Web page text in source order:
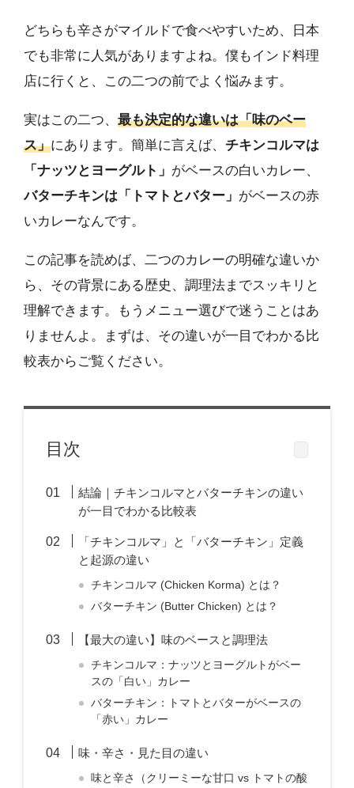
どちらも辛さがマイルドで食べやすいため、日本
でも非常に人気がありますよね。僕もインド料理
店に行くと、この二つの前でよく悩みます。
実はこの二つ、 最も決定的な違いは「味のベー
ス」にあります。簡単に言えば、 チキンコルマは
「ナッツとヨーグルト」 がベースの白いカレー、
バターチキンは「トマトとバター」 がベースの赤
いカレーなんです。
この記事を読めば、二つのカレーの明確な違いか
ら、その背景にある歴史、調理法までスッキリと
理解できます。もうメニュー選びで迷うことはあ
りませんよ。まずは、その違いが一目でわかる比
較表からご覧ください。
目次
結論｜チキンコルマとバターチキンの違い
が一目でわかる比較表
「チキンコルマ」と「バターチキン」定義
と起源の違い
チキンコルマ (Chicken Korma) とは？
バターチキン (Butter Chicken) とは？
【最大の違い】味のベースと調理法
チキンコルマ：ナッツとヨーグルトがベー
スの「白い」カレー
バターチキン：トマトとバターがベースの
「赤い」カレー
味・辛さ・見た目の違い
味と辛さ（クリーミーな甘口 vs トマトの酸